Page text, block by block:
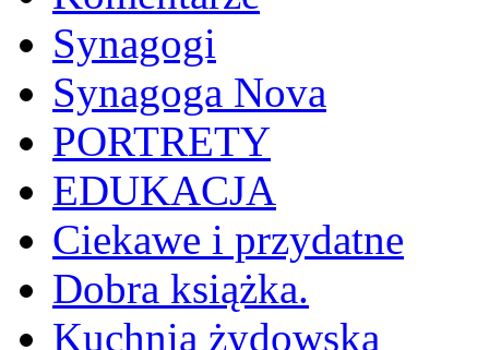
Synagogi
Synagoga Nova
PORTRETY
EDUKACJA
Ciekawe i przydatne
Dobra książka.
Kuchnia żydowska